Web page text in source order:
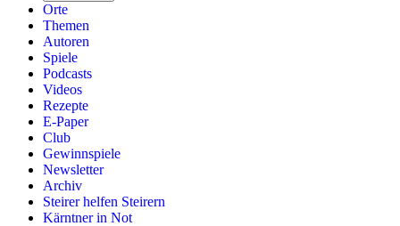
Orte
Themen
Autoren
Spiele
Podcasts
Videos
Rezepte
E-Paper
Club
Gewinnspiele
Newsletter
Archiv
Steirer helfen Steirern
Kärntner in Not